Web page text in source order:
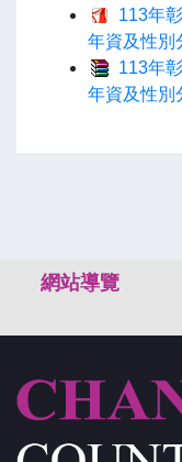
113年
年資及性別
113年
年資及性別
網站導覽